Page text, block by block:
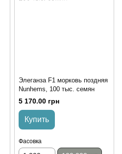
Элеганза F1 морковь поздняя
Nunhems, 100 тыс. семян
5 170.00 грн
Купить
Фасовка